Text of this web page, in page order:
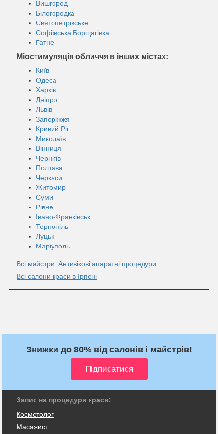
Вишгород
Білогородка
Святопетрівське
Софіївська Борщагівка
Гатне
Міостимуляція обличчя в інших містах:
Київ
Одеса
Харків
Дніпро
Львів
Запоріжжя
Кривий Ріг
Миколаїв
Вінниця
Чернігів
Полтава
Черкаси
Житомир
Суми
Рівне
Івано-Франківськ
Тернопіль
Луцьк
Маріуполь
Всі майстри: Антивікові апаратні процедури
Всі салони краси в Ірпені
Знижки до 80% від салонів і майстрів!
Запис на процедури краси:
Косметолог
Масажист